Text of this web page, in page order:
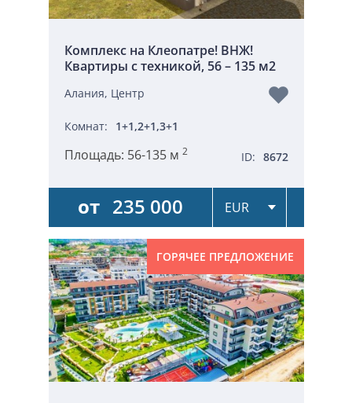
Комплекс на Клеопатре! ВНЖ!
Квартиры с техникой, 56 – 135 м2
Алания, Центр
Комнат: 1+1,2+1,3+1
Площадь: 56-135 м 2 ID: 8672
от 235 000
ГОРЯЧЕЕ ПРЕДЛОЖЕНИЕ